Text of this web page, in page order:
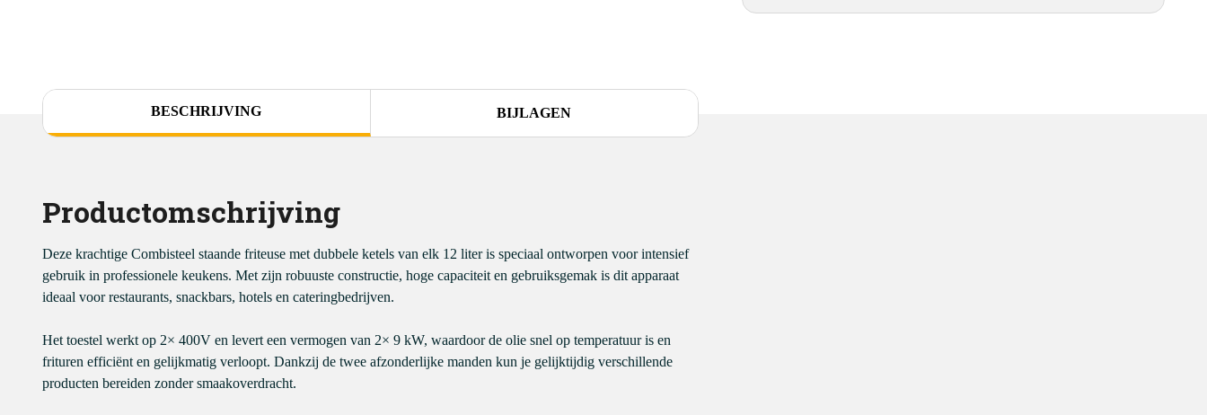
BESCHRIJVING BIJLAGEN
Productomschrijving
Deze krachtige Combisteel staande friteuse met dubbele ketels van elk 12 liter is speciaal ontworpen voor intensief
gebruik in professionele keukens. Met zijn robuuste constructie, hoge capaciteit en gebruiksgemak is dit apparaat
ideaal voor restaurants, snackbars, hotels en cateringbedrijven.
Het toestel werkt op 2× 400V en levert een vermogen van 2× 9 kW, waardoor de olie snel op temperatuur is en
frituren efficiënt en gelijkmatig verloopt. Dankzij de twee afzonderlijke manden kun je gelijktijdig verschillende
producten bereiden zonder smaakoverdracht.